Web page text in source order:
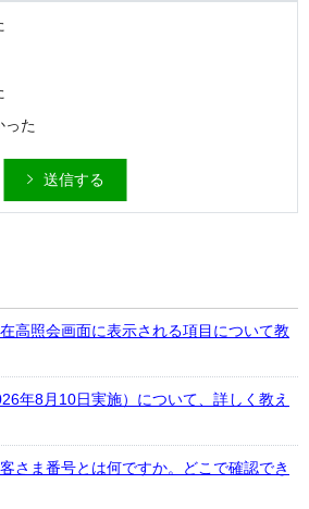
った
送信する
高照会画面に表示される項目について教
年8月10日実施）について、詳しく教え
さま番号とは何ですか。どこで確認でき